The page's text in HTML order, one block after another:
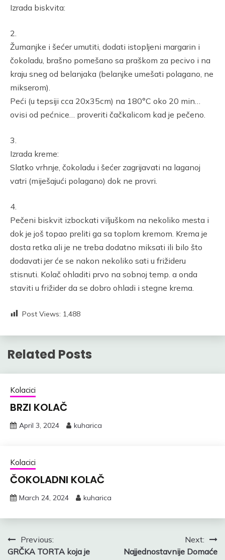
Izrada biskvita:
2.
Žumanjke i šećer umutiti, dodati istopljeni margarin i
čokoladu, brašno pomešano sa praškom za pecivo i na
kraju sneg od belanjaka (belanjke umešati polagano, ne
mikserom).
Peći (u tepsiji cca 20x35cm) na 180°C oko 20 min…
ovisi od pećnice… proveriti čačkalicom kad je pečeno.
3.
Izrada kreme:
Slatko vrhnje, čokoladu i šećer zagrijavati na laganoj
vatri (miješajući polagano) dok ne provri.
4.
Pečeni biskvit izbockati viljuškom na nekoliko mesta i
dok je još topao preliti ga sa toplom kremom. Krema je
dosta retka ali je ne treba dodatno miksati ili bilo što
dodavati jer će se nakon nekoliko sati u frižideru
stisnuti. Kolač ohladiti prvo na sobnoj temp. a onda
staviti u frižider da se dobro ohladi i stegne krema.
Post Views: 1,488
Related Posts
Kolacici
BRZI KOLAČ
April 3, 2024 kuharica
Kolacici
ČOKOLADNI KOLAČ
March 24, 2024 kuharica
PostPrevious:
GRČKA TORTA koja je
Next:
Najjednostavnije Domaće